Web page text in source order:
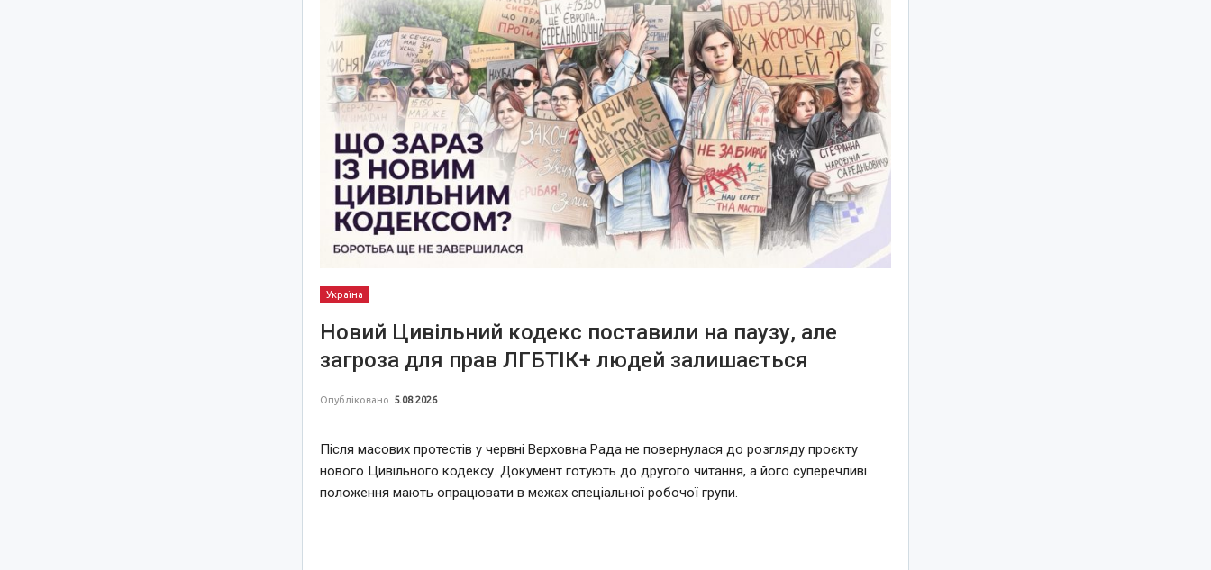
Україна
Новий Цивільний кодекс поставили на паузу, але
загроза для прав ЛГБТІК+ людей залишається
Опубліковано 5.08.2026
Після масових протестів у червні Верховна Рада не повернулася до розгляду проєкту
нового Цивільного кодексу. Документ готують до другого читання, а його суперечливі
положення мають опрацювати в межах спеціальної робочої групи.